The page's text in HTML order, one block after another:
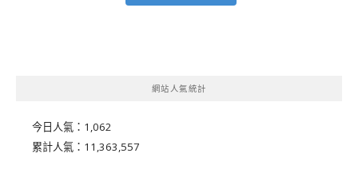
網站人氣統計
今日人氣： 1,062
累計人氣： 11,363,557